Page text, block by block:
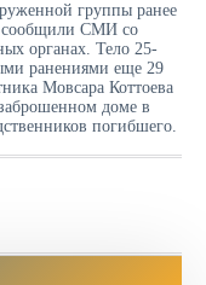
группы ранее
сообщили СМИ со
органах. Тело 25-
ранениями еще 29
Мовсара Коттоева
доме в
погибшего.